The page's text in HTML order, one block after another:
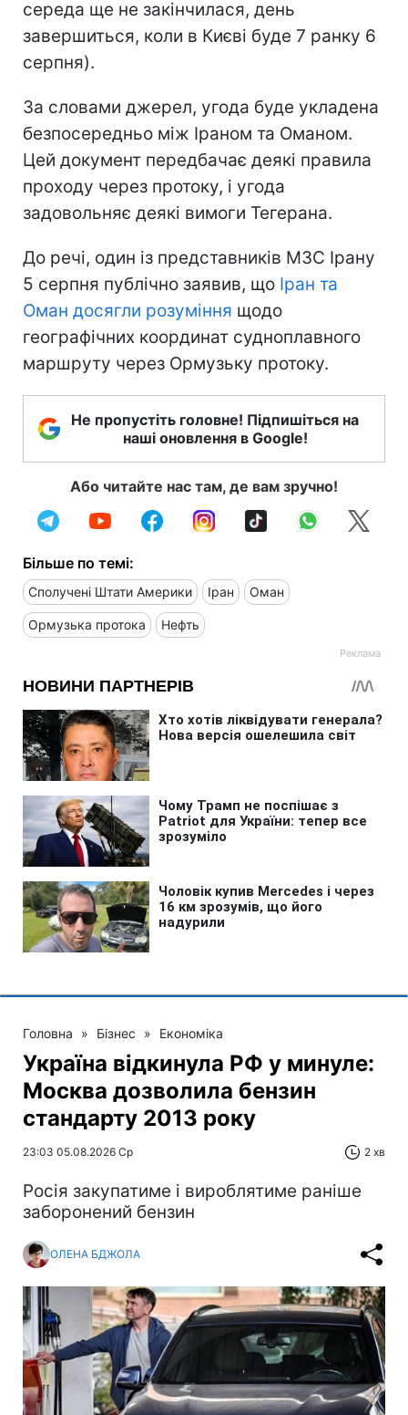
середа ще не закінчилася, день
завершиться, коли в Києві буде 7 ранку 6
серпня).
За словами джерел, угода буде укладена
безпосередньо між Іраном та Оманом.
Цей документ передбачає деякі правила
проходу через протоку, і угода
задовольняє деякі вимоги Тегерана.
До речі, один із представників МЗС Ірану
5 серпня публічно заявив, що Іран та
Оман досягли розуміння щодо
географічних координат судноплавного
маршруту через Ормузьку протоку.
Не пропустіть головне! Підпишіться на
наші оновлення в Google!
Або читайте нас там, де вам зручно!
Більше по темі:
Сполучені Штати Америки Іран Оман
Ормузька протока Нефть
Головна » Бізнес » Економіка
Україна відкинула РФ у минуле:
Москва дозволила бензин
стандарту 2013 року
23:03 05.08.2026 Ср 2 хв
Росія закупатиме і вироблятиме раніше
заборонений бензин
ОЛЕНА БДЖОЛА